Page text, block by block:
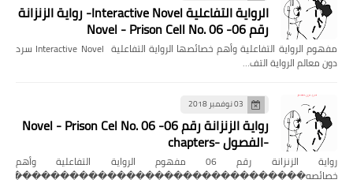
الرواية التفاعلية Interactive Novel- رواية الزنزانة
رقم 06- Novel - Prison Cell No. 06
مفهوم الرواية التفاعلية وأهم خصائصها الرواية التفاعلية Interactive Novel سرد
دون معالم الرواية التف…
03 نوفمبر 2018
رواية الزنزانة رقم 06- Novel - Prison Cel No. 06
-الفصول -chapters
رواية الزنزانة رقم 06 مفهوم الرواية التفاعلية وأهم